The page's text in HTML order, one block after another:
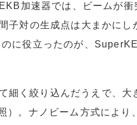
加速器では、ビームが
子対の生成点は大まかに
に役立ったのが、
細く絞り込んだうえで、
）。ナノビーム方式によ